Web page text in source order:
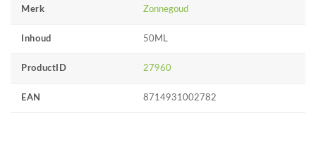
Merk Zonnegoud
Inhoud 50ML
ProductID 27960
EAN 8714931002782